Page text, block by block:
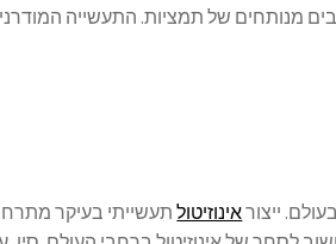
מנותחים של תמציות. התעשייה
ייצוראינוזיטולתעשייתי בעיקר מתרחש